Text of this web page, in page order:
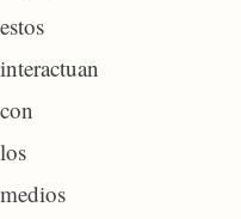
estos
interactuan
con
los
medios